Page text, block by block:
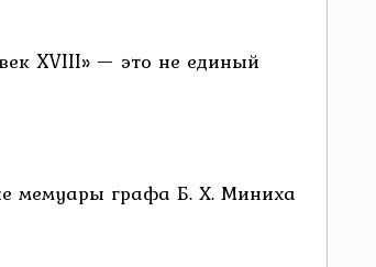
XVIII» — это не единый
мемуары графа Б. Х. Миниха